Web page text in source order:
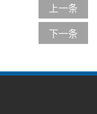
上一条
下一条